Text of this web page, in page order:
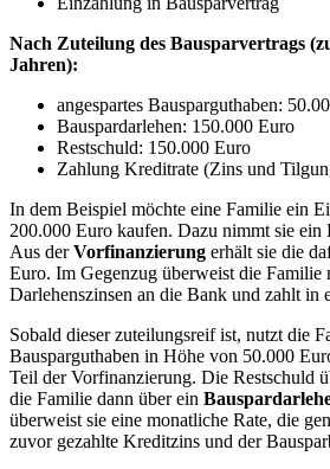
Nach Zuteilung des Bausparvertrags
Jahren):
angespartes Bausparguthaben:
Bauspardarlehen: 150.000 Euro
Restschuld: 150.000 Euro
Zahlung Kreditrate (Zins und
In dem Beispiel möchte eine Familie ein
200.000 Euro kaufen. Dazu nimmt sie ein
Aus der Vorfinanzierung erhält sie die
Euro. Im Gegenzug überweist die Familie
Darlehenszinsen an die Bank und zahlt in
Sobald dieser zuteilungsreif ist, nutzt die
Bausparguthaben in Höhe von 50.000
Teil der Vorfinanzierung. Die Restschuld
die Familie dann über ein
überweist sie eine monatliche Rate, die
zuvor gezahlte Kreditzins und der